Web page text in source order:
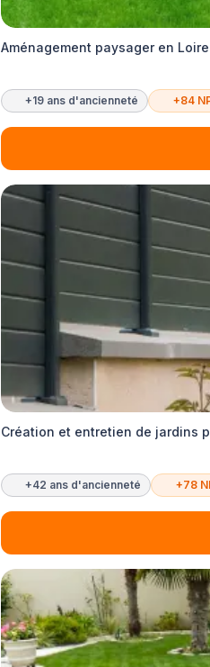
Aménagement paysager en
+19 ans d'ancienneté +84
Création et entretien de jardins
+42 ans d'ancienneté +78